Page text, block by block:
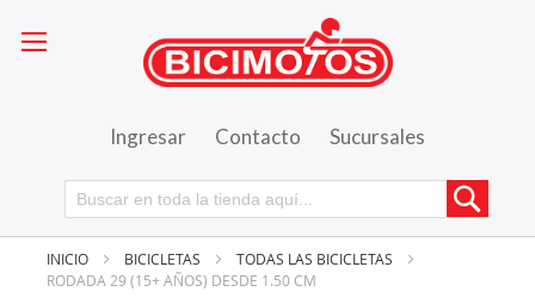
Ingresar Contacto Sucursales
INICIO BICICLETAS
TODAS LAS BICICLETAS
RODADA 29 (15+ AÑOS) DESDE 1.50 CM